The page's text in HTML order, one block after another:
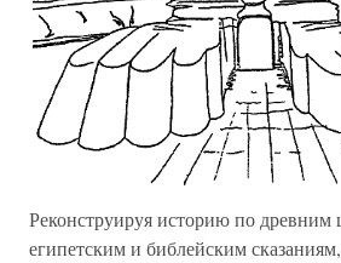
Реконструируя историю по
египетским и библейским